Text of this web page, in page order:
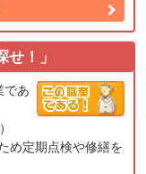
！」
であ
め定期点検や修繕を